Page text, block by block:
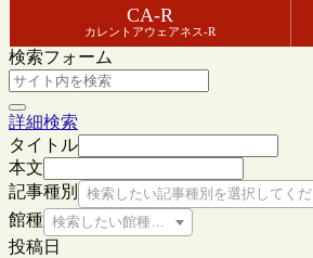
CA-R
カレントアウェアネス-R
検索フォーム
詳細検索
タイトル
本文
記事種別
検索したい記事種別を選択してく
館種 検索したい館種を選択してください
投稿日